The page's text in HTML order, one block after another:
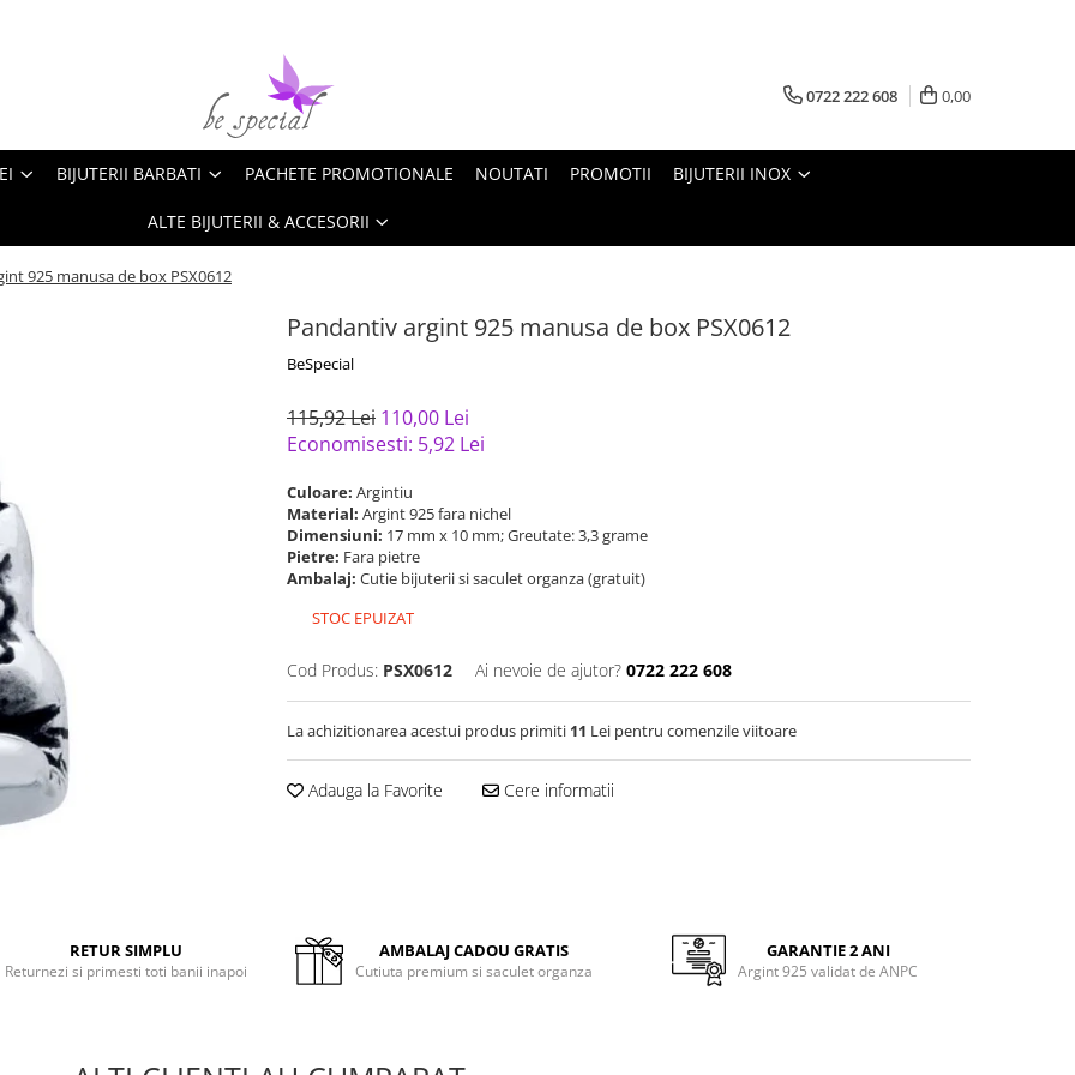
0722 222 608 0,00
BIJUTERII BARBATI PACHETE PROMOTIONALE NOUTATI PROMOTII BIJUTERII INOX
ALTE BIJUTERII & ACCESORII
925 manusa de box PSX0612
Pandantiv argint 925 manusa de box PSX0612
BeSpecial
115,92 Lei 110,00 Lei
Economisesti: 5,92 Lei
Culoare: Argintiu
Material: Argint 925 fara nichel
Dimensiuni: 17 mm x 10 mm; Greutate: 3,3 grame
Pietre: Fara pietre
Ambalaj: Cutie bijuterii si saculet organza (gratuit)
STOC EPUIZAT
Cod Produs: PSX0612 Ai nevoie de ajutor? 0722 222 608
La achizitionarea acestui produs primiti 11 Lei pentru comenzile viitoare
Adauga la Favorite Cere informatii
RETUR SIMPLU
Returnezi si primesti toti banii inapoi
AMBALAJ CADOU GRATIS
Cutiuta premium si saculet organza
GARANTIE 2 ANI
Argint 925 validat de ANPC